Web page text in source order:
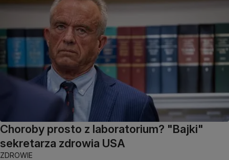
Choroby prosto z laboratorium? "Bajki"
sekretarza zdrowia USA
ZDROWIE